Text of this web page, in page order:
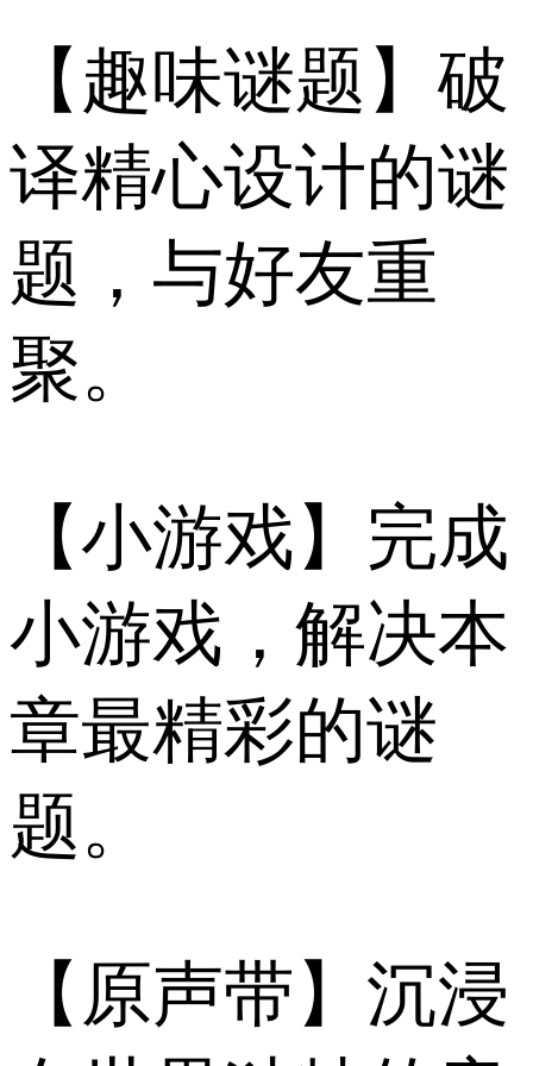
【趣味谜题】破
译精心设计的谜
题，与好友重
聚。
【小游戏】完成
小游戏，解决本
章最精彩的谜
题。
【原声带】沉浸